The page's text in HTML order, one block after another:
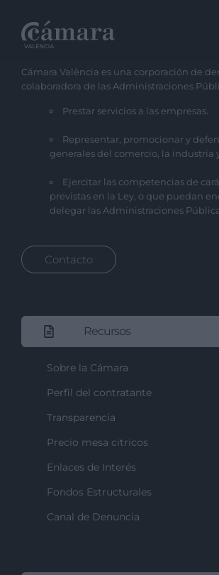
Cámara València es una corporación de
colaboradora de las Administraciones
Prestar servicios a las empresas.
Representar, promocionar y
generales del comercio, la industria
Ejercitar las competencias de
previstas en la Ley, o que puedan
delegar las Administraciones
Contacto
Recursos
Sobre la Cámara
Perfil del contratante
Transparencia
Precio mesa citricos
Enlaces de Interés
Fondos Estructurales
Canal de Denuncia